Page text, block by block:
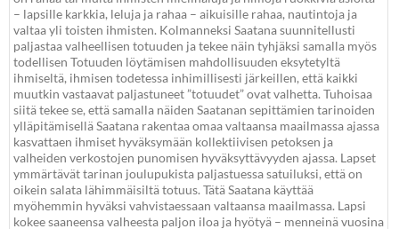
– lapsille karkkia, leluja ja rahaa – aikuisille rahaa, nautintoja ja
valtaa yli toisten ihmisten. Kolmanneksi Saatana suunnitellusti
paljastaa valheellisen totuuden ja tekee näin tyhjäksi samalla myös
todellisen Totuuden löytämisen mahdollisuuden eksytetyltä
ihmiseltä, ihmisen todetessa inhimillisesti järkeillen, että kaikki
muutkin vastaavat paljastuneet ”totuudet” ovat valhetta. Tuhoisaa
siitä tekee se, että samalla näiden Saatanan sepittämien tarinoiden
ylläpitämisellä Saatana rakentaa omaa valtaansa maailmassa ajassa
kasvattaen ihmiset hyväksymään kollektiivisen petoksen ja
valheiden verkostojen punomisen hyväksyttävyyden ajassa. Lapset
ymmärtävät tarinan joulupukista paljastuessa satuiluksi, että on
oikein salata lähimmäisiltä totuus. Tätä Saatana käyttää
myöhemmin hyväksi vahvistaessaan valtaansa maailmassa. Lapsi
kokee saaneensa valheesta paljon iloa ja hyötyä – menneinä vuosina